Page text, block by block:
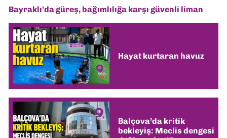
Bayraklı’da güreş, bağımlılığa karşı güvenli liman
Hayat kurtaran havuz
Balçova’da kritik
bekleyiş: Meclis dengesi